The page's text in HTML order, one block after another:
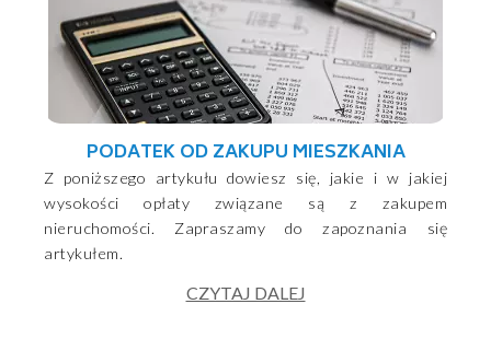
PODATEK OD ZAKUPU MIESZKANIA
Z poniższego artykułu dowiesz się, jakie i w jakiej
wysokości opłaty związane są z zakupem
nieruchomości. Zapraszamy do zapoznania się
artykułem.
CZYTAJ DALEJ